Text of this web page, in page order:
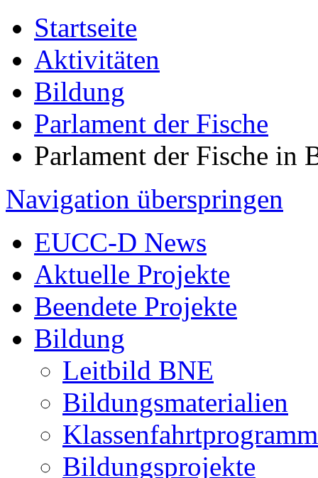
Startseite
Aktivitäten
Bildung
Parlament der Fische
Parlament der Fische in
Navigation überspringen
EUCC-D News
Aktuelle Projekte
Beendete Projekte
Bildung
Leitbild BNE
Bildungsmaterialien
Klassenfahrtprogramm
Bildungsprojekte